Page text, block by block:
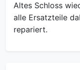
Altes Schloss
alle Ersatzteile
repariert.